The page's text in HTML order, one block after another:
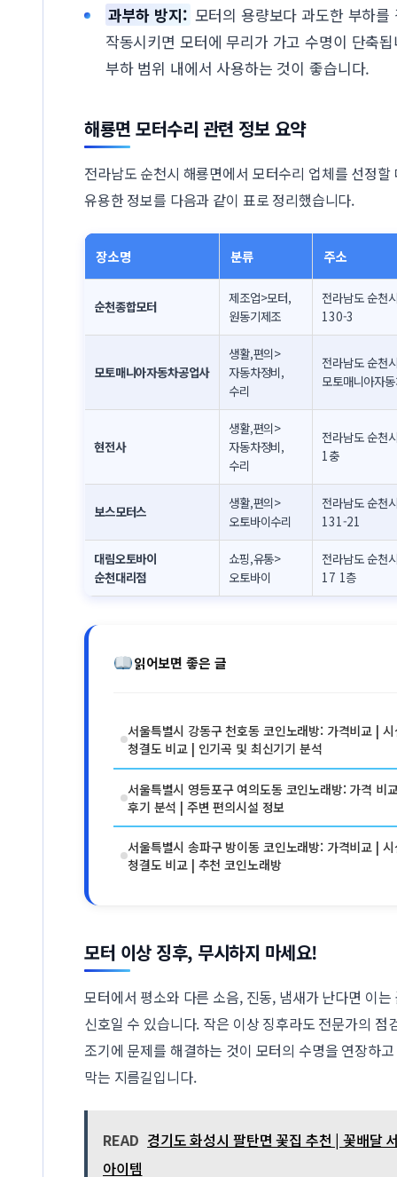
과부하 방지: 모터의 용량보다 과도한 부하를
작동시키면 모터에 무리가 가고 수명이 단축
부하 범위 내에서 사용하는 것이 좋습니다.
해룡면 모터수리 관련 정보 요약
전라남도 순천시 해룡면에서 모터수리 업체를 선정할
유용한 정보를 다음과 같이 표로 정리했습니다.
장소명 분류 주소
순천종합모터
제조업>모터,
원동기제조
전라남도 순천
130-3
모토매니아자동차공업사
생활,편의>
자동차정비,
수리
전라남도 순천
모토매니아자
현전사
생활,편의>
자동차정비,
수리
전라남도 순천
1충
보스모터스
생활,편의>
오토바이수리
전라남도 순천
131-21
대림오토바이
순천대리점
쇼핑,유통>
오토바이
전라남도 순천
17 1층
읽어보면 좋은 글
서울특별시 강동구 천호동 코인노래방: 가격비교 |
청결도 비교 | 인기곡 및 최신기기 분석
서울특별시 영등포구 여의도동 코인노래방: 가격 비
후기 분석 | 주변 편의시설 정보
서울특별시 송파구 방이동 코인노래방: 가격비교 |
청결도 비교 | 추천 코인노래방
모터 이상 징후, 무시하지 마세요!
모터에서 평소와 다른 소음, 진동, 냄새가 난다면 이는
신호일 수 있습니다. 작은 이상 징후라도 전문가의 점
조기에 문제를 해결하는 것이 모터의 수명을 연장하
막는 지름길입니다.
READ 경기도 화성시 팔탄면 꽃집 추천 | 꽃배달
아이템